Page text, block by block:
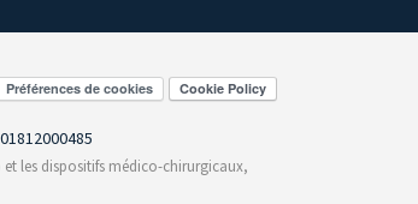
Préférences de cookies
les dispositifs médico-chirurgicaux,